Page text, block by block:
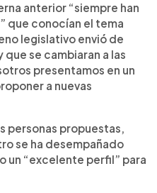
anterior “siempre han
que conocían el tema
legislativo envió de
se cambiaran a las
presentamos en un
a nuevas
personas propuestas,
se ha desempañado
un “excelente perfil” para